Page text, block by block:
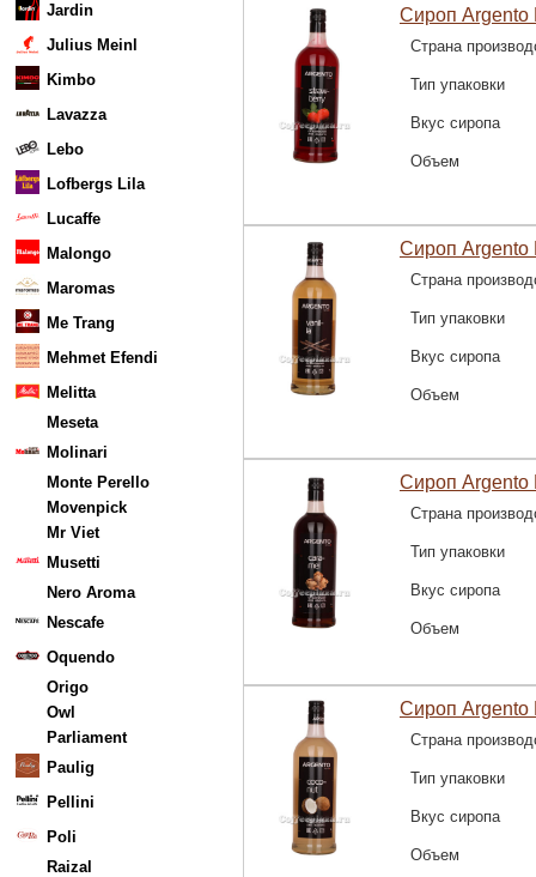
Jardin
Julius Meinl
Kimbo
Lavazza
Lebo
Lofbergs Lila
Lucaffe
Malongo
Maromas
Me Trang
Mehmet Efendi
Melitta
Meseta
Molinari
Monte Perello
Movenpick
Mr Viet
Musetti
Nero Aroma
Nescafe
Oquendo
Origo
Owl
Parliament
Paulig
Pellini
Poli
Raizal
Сироп Argento
Страна
Тип упаковки
Вкус сиропа
Объем
Сироп Argento
Страна
Тип упаковки
Вкус сиропа
Объем
Сироп Argento
Страна
Тип упаковки
Вкус сиропа
Объем
Сироп Argento
Страна
Тип упаковки
Вкус сиропа
Объем